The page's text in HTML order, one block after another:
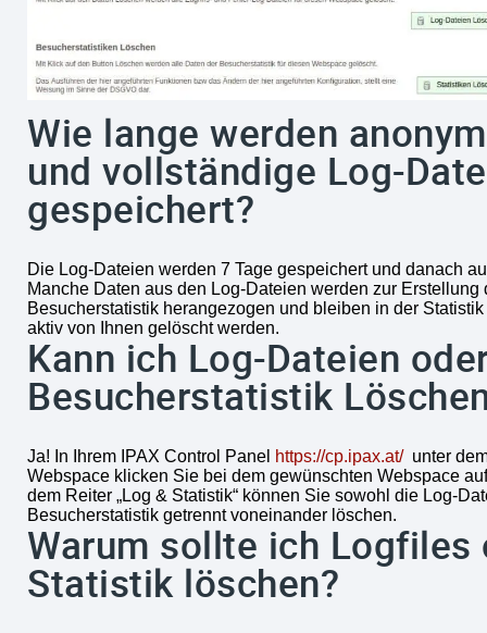
Wie lange werden
und vollständige Log-
gespeichert?
Die Log-Dateien werden 7 Tage gespeichert und danach
Manche Daten aus den Log-Dateien werden zur Erstellung
Besucherstatistik herangezogen und bleiben in der
aktiv von Ihnen gelöscht werden.
Kann ich Log-Dateien
Besucherstatistik
Ja! In Ihrem IPAX Control Panel https://cp.ipax.at/unter
Webspace klicken Sie bei dem gewünschten Webspace
dem Reiter „Log & Statistik“ können Sie sowohl die Log-
Besucherstatistik getrennt voneinander löschen.
Warum sollte ich Logfiles
Statistik löschen?